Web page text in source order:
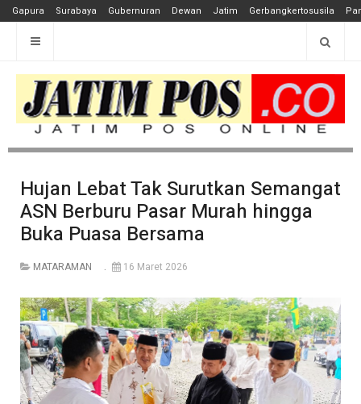
Gapura Surabaya Gubernuran Dewan Jatim Gerbangkertosusila
Hujan Lebat Tak Surutkan Semangat
ASN Berburu Pasar Murah hingga
Buka Puasa Bersama
MATARAMAN 16 Maret 2026